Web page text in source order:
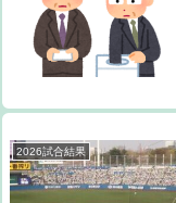
2026試合結果